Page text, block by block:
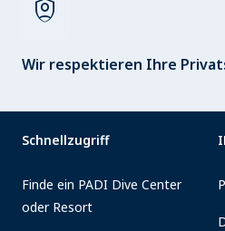
shield_person
Wir respektieren Ihre
Schnellzugriff
Finde ein PADI Dive Center
oder Resort